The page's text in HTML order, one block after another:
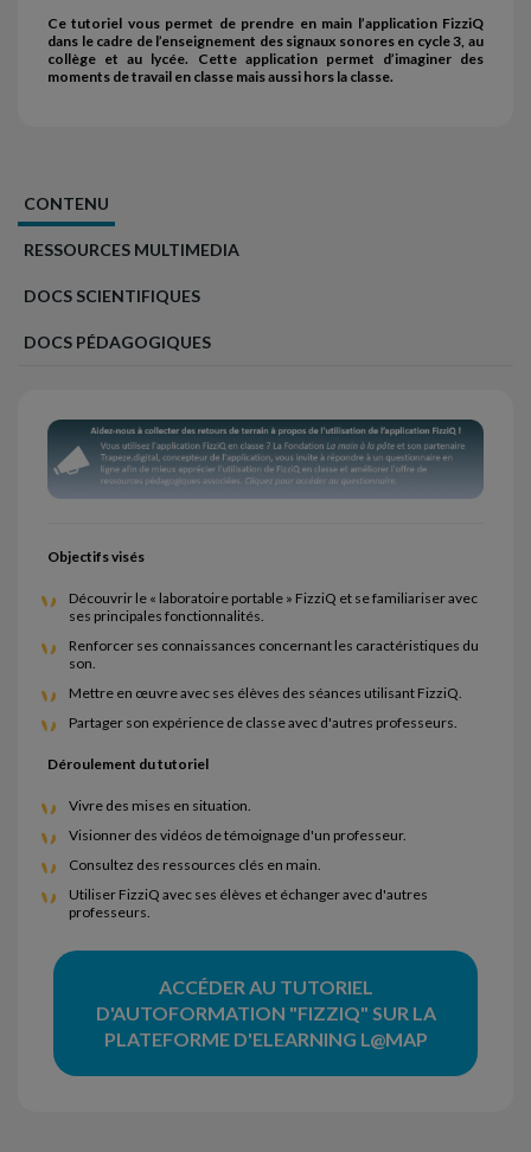
Ce tutoriel vous permet de prendre en main l’application FizziQ
dans le cadre de l’enseignement des signaux sonores en cycle 3, au
collège et au lycée. Cette application permet d’imaginer des
moments de travail en classe mais aussi hors la classe.
CONTENU
RESSOURCES MULTIMEDIA
DOCS SCIENTIFIQUES
DOCS PÉDAGOGIQUES
Objectifs visés
Découvrir le « laboratoire portable » FizziQ et se familiariser avec
ses principales fonctionnalités.
Renforcer ses connaissances concernant les caractéristiques du
son.
Mettre en œuvre avec ses élèves des séances utilisant FizziQ.
Partager son expérience de classe avec d'autres professeurs.
Déroulement du tutoriel
Vivre des mises en situation.
Visionner des vidéos de témoignage d'un professeur.
Consultez des ressources clés en main.
Utiliser FizziQ avec ses élèves et échanger avec d'autres
professeurs.
ACCÉDER AU TUTORIEL
D'AUTOFORMATION "FIZZIQ" SUR LA
PLATEFORME D'ELEARNING L@MAP